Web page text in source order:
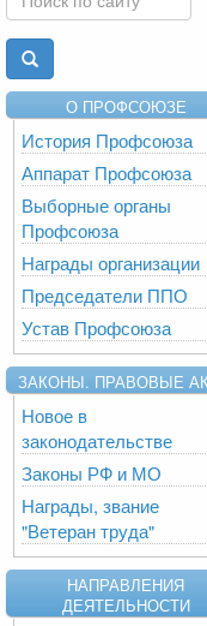
О ПРОФСОЮЗЕ
История Профсоюза
Аппарат Профсоюза
Выборные органы
Профсоюза
Награды организации
Председатели ППО
Устав Профсоюза
ЗАКОНЫ. ПРАВОВЫЕ
Новое в
законодательстве
Законы РФ и МО
Награды, звание
"Ветеран труда"
НАПРАВЛЕНИЯ
ДЕЯТЕЛЬНОСТИ